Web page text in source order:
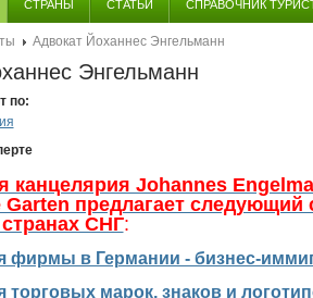
СТРАНЫ СТАТЬИ СПРАВОЧНИК
Адвокат Йоханнес Энгельманн
Энгельманн
по:
канцелярия Johannes
предлагает следующий
СНГ:
фирмы в Германии - бизнес-
торговых марок, знаков и